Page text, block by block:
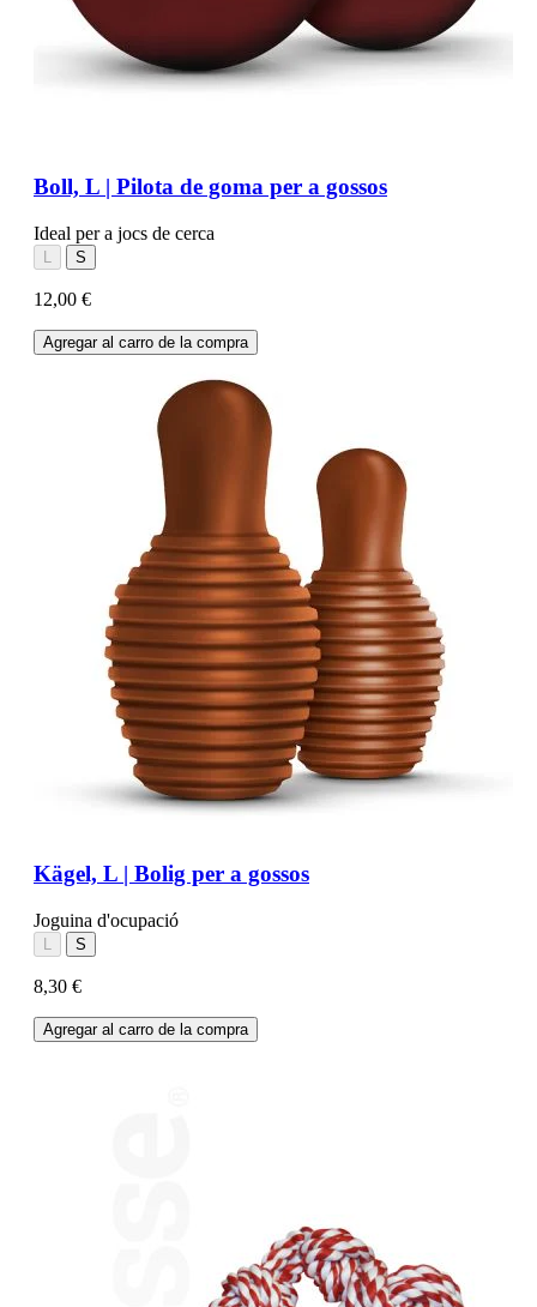
Boll, L | Pilota de goma per a gossos
Ideal per a jocs de cerca
L S
12,00 €
Agregar al carro de la compra
Kägel, L | Bolig per a gossos
Joguina d'ocupació
L S
8,30 €
Agregar al carro de la compra